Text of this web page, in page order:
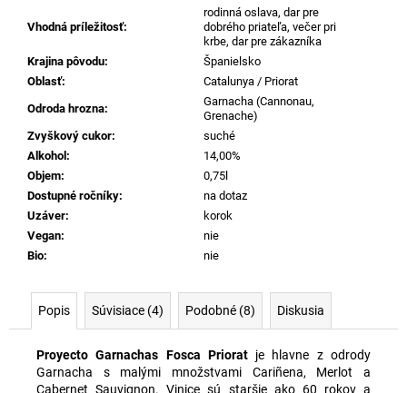
Vhodná príležitosť:
rodinná oslava, dar pre
dobrého priateľa, večer pri
krbe, dar pre zákazníka
Krajina pôvodu:
Španielsko
Oblasť:
Catalunya / Priorat
Odroda hrozna:
Garnacha (Cannonau,
Grenache)
Zvyškový cukor:
suché
Alkohol:
14,00%
Objem:
0,75l
Dostupné ročníky:
na dotaz
Uzáver:
korok
Vegan:
nie
Bio: nie
Popis Súvisiace (4) Podobné (8) Diskusia
Proyecto Garnachas Fosca Prioratje hlavne z odrody
Garnacha s malými množstvami Cariñena, Merlot a
Cabernet Sauvignon. Vinice sú staršie ako 60 rokov a
a
m
e
BALÍK
TAVIGNANO
VERDICCHIO
CLASSICO
SUPERIORE
BIO,
0,75L
(5+1
ZADARMO)
€61